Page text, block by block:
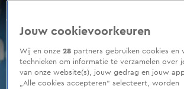
Seizoen 2023
of
seconds
Jouw cookievoorkeuren
Wij en onze28 partners gebruiken cookies en
technieken om informatie te verzamelen over
van onze website(s), jouw gedrag en jouw
„Alle cookies accepteren” selecteert, worden